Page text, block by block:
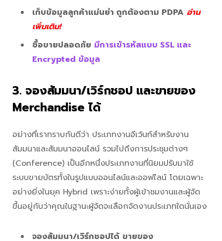
เก็บข้อมูลลูกค้าแม่นยำ ถูกต้องตาม PDPA อ่าน
เพิ่มเติม!
ซื้อขายปลอดภัย มีการเข้ารหัสแบบ SSL และ
Encrypted ข้อมูล
3. จองสัมมนา/เวิร์กชอป และขายของ
Merchandise ได้
อย่างที่เราทราบกันดีว่า ประเภทงานอีเว้นท์สำหรับงาน
สัมมนาและสัมมนาออนไลน์ รวมไปถึงการประชุมต่างๆ
(Conference) เป็นอีกหนึ่งประเภทงานที่นิยมปรับมาใช้
ระบบขายบัตรทั้งในรูปแบบออนไลน์และออฟไลน์ โดยเฉพาะ
อย่างยิ่งในยุค Hybrid เพราะง่ายทั้งผู้เข้าชมงานและผู้จัด
ขึ้นอยู่กับว่าคุณในฐานะผู้จัดจะเลือกจัดงานประเภทใดนั่นเอง
จองสัมมนา/เวิร์กชอปได้ ขายของ